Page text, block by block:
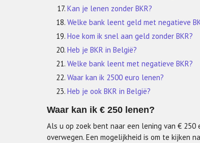
Kan je lenen zonder BKR?
Welke bank leent geld met negatieve
Hoe kom ik snel aan geld zonder BKR?
Heb je BKR in België?
Welke bank leent met negatieve BKR?
Waar kan ik 2500 euro lenen?
Heb je ook BKR in België?
Waar kan ik € 250 lenen?
Als u op zoek bent naar een lening van €
overwegen. Een mogelijkheid is om te kijken